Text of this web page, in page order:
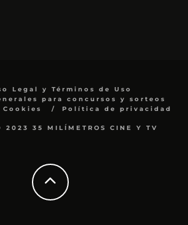
Legal y Términos de Uso
para concursos y sorteos
Política de privacidad
35 MILÍMETROS CINE Y TV